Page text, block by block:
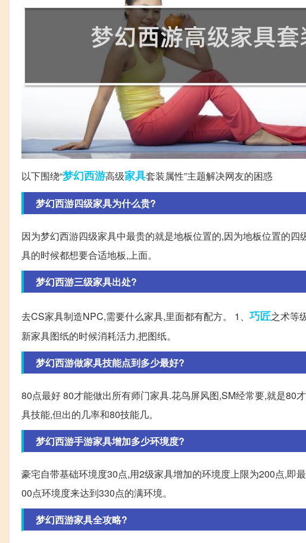
以下围绕“梦幻西游高级家具套装属性”主题解决网友的困惑
梦幻西游四级家具为什么贵?
因为梦幻西游四级家具中最贵的就是地板位置的,因为地板位置的
具的时候都想要合适地板,上面。
梦幻西游三级家具出处?
去CS家具制造NPC,需要什么家具,里面都有配方。 1、 巧匠之术等
新家具图纸的时候消耗活力,把图纸。
梦幻西游做家具技能点到多少最好?
80点最好 80才能做出所有师门家具.花鸟屏风图,SM经常要,就是80
具技能,但出的几率和80技能几。
梦幻西游手游家具增加多少环境度?
豪宅自带基础环境度30点,用2级家具增加的环境度上限为200点,即
00点环境度来达到330点的满环境。
梦幻西游家具全攻略?